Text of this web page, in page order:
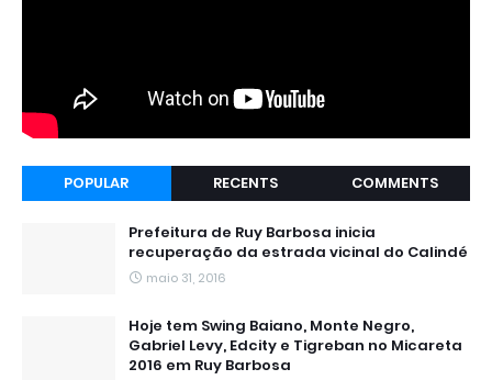
POPULAR RECENTS COMMENTS
Prefeitura de Ruy Barbosa inicia
recuperação da estrada vicinal do Calindé
maio 31, 2016
Hoje tem Swing Baiano, Monte Negro,
Gabriel Levy, Edcity e Tigreban no Micareta
2016 em Ruy Barbosa